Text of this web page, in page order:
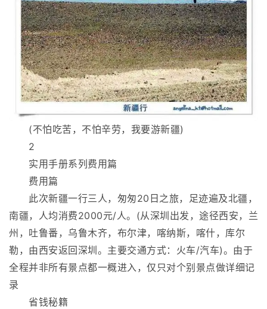
(不怕吃苦，不怕辛劳，我要游新疆)
2
实用手册系列费用篇
费用篇
此次新疆一行三人，匆匆20日之旅，足迹遍及北疆，
南疆，人均消费2000元/人。(从深圳出发，途径西安，兰
州，吐鲁番，乌鲁木齐，布尔津，喀纳斯，喀什，库尔
勒，由西安返回深圳。主要交通方式：火车/汽车)。由于
全程并非所有景点都一概进入，仅只对个别景点做详细记
录
省钱秘籍